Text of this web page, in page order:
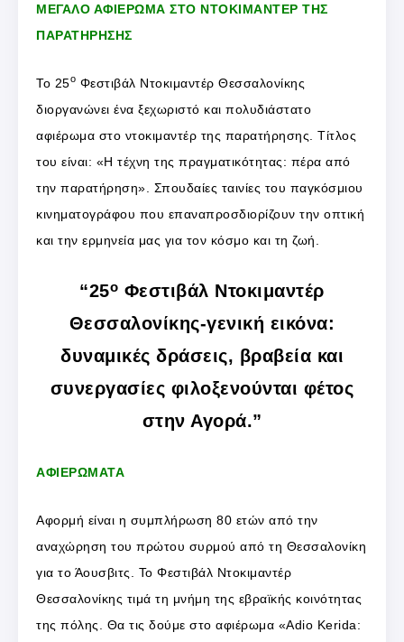
ΜΕΓΑΛΟ ΑΦΙΕΡΩΜΑ ΣΤΟ ΝΤΟΚΙΜΑΝΤΕΡ ΤΗΣ
ΠΑΡΑΤΗΡΗΣΗΣ
Το 25ο Φεστιβάλ Ντοκιμαντέρ Θεσσαλονίκης
διοργανώνει ένα ξεχωριστό και πολυδιάστατο
αφιέρωμα στο ντοκιμαντέρ της παρατήρησης. Τίτλος
του είναι: «Η τέχνη της πραγματικότητας: πέρα από
την παρατήρηση». Σπουδαίες ταινίες του παγκόσμιου
κινηματογράφου που επαναπροσδιορίζουν την οπτική
και την ερμηνεία μας για τον κόσμο και τη ζωή.
“25ο Φεστιβάλ Ντοκιμαντέρ
Θεσσαλονίκης-γενική εικόνα:
δυναμικές δράσεις, βραβεία και
συνεργασίες φιλοξενούνται φέτος
στην Αγορά.”
ΑΦΙΕΡΩΜΑΤΑ
Αφορμή είναι η συμπλήρωση 80 ετών από την
αναχώρηση του πρώτου συρμού από τη Θεσσαλονίκη
για το Άουσβιτς. Το Φεστιβάλ Ντοκιμαντέρ
Θεσσαλονίκης τιμά τη μνήμη της εβραϊκής κοινότητας
της πόλης. Θα τις δούμε στο αφιέρωμα «Adio Kerida: